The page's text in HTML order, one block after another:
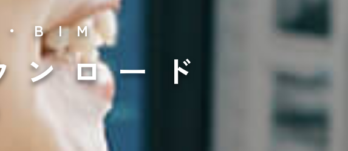
・BIM
ロード